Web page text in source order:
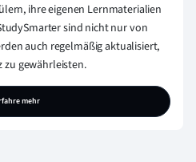
ihre eigenen Lernmaterialien
sind nicht nur von
auch regelmäßig aktualisiert,
zu gewährleisten.
mehr